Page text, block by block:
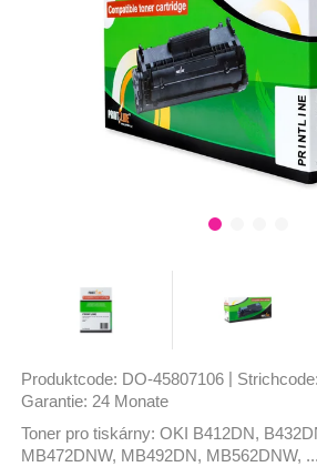
Produktcode: DO-45807106 Strichcode:
Garantie: 24 Monate
Toner pro tiskárny: OKI B412DN,
MB472DNW, MB492DN, MB562DNW,